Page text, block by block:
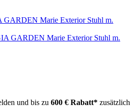
GARDEN Marie Exterior Stuhl m.
und bis zu 600 € Rabatt* zusätzlich